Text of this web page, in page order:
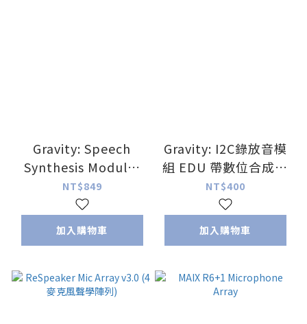
Gravity: Speech
Synthesis Module(
支援中英文語音)
NT$849
加入購物車
Gravity: I2C錄放音模
組 EDU 帶數位合成朗
讀功能
NT$400
加入購物車